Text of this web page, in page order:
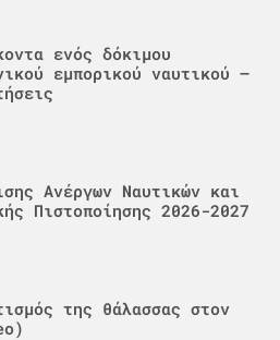
ενός δόκιμου
εμπορικού ναυτικού –
Ανέργων Ναυτικών και
Πιστοποίησης 2026-2027
της θάλασσας στον